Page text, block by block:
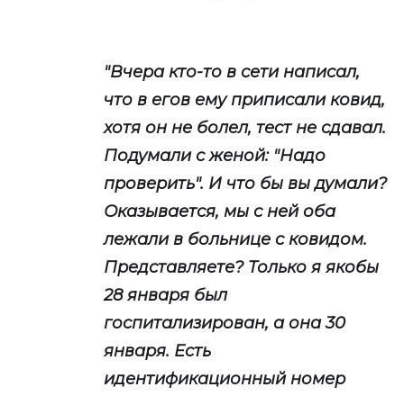
"Вчера кто-то в сети написал,
что в егов ему приписали ковид,
хотя он не болел, тест не сдавал.
Подумали с женой: "Надо
проверить". И что бы вы думали?
Оказывается, мы с ней оба
лежали в больнице с ковидом.
Представляете? Только я якобы
28 января был
госпитализирован, а она 30
января. Есть
идентификационный номер